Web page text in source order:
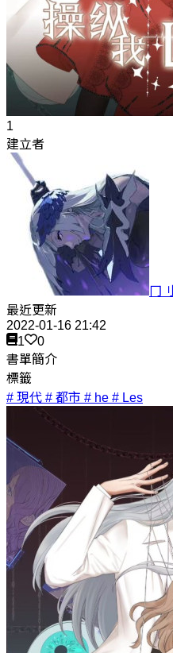
1
建立者
冂
最近更新
2022-01-16 21:42
1
0
書單簡介
標籤
# 現代 # 都市 # he # Les